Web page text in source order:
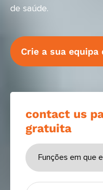
de saúde.
Crie a sua
contact us
gratuita